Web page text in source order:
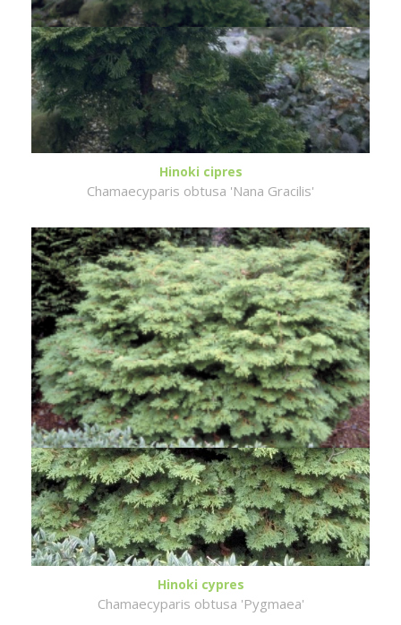
Hinoki cipres
Chamaecyparis obtusa 'Nana Gracilis'
Hinoki cypres
Chamaecyparis obtusa 'Pygmaea'